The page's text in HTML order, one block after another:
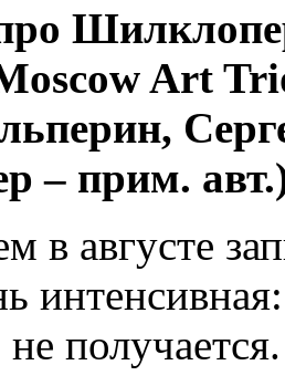
Art
– прим.
в августе
получается.